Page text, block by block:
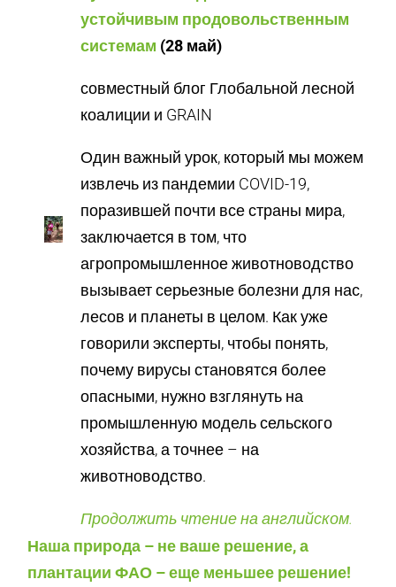
устойчивым продовольственным
системам (28 май)
совместный блог Глобальной лесной
коалиции и GRAIN
Один важный урок, который мы можем
извлечь из пандемии COVID-19,
поразившей почти все страны мира,
заключается в том, что
агропромышленное животноводство
вызывает серьезные болезни для нас,
лесов и планеты в целом. Как уже
говорили эксперты, чтобы понять,
почему вирусы становятся более
опасными, нужно взглянуть на
промышленную модель сельского
хозяйства, а точнее – на
животноводство.
Продолжить чтение на английском.
Наша природа – не ваше решение, а
плантации ФАО – еще меньшее решение!